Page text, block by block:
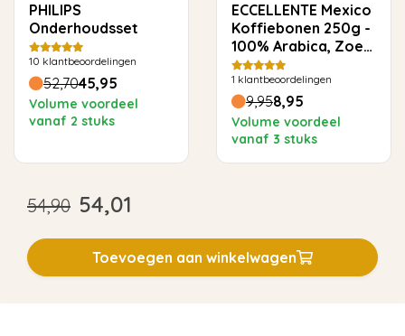
PHILIPS
Onderhoudsset
10 klantbeoordelingen
52,7045,95
Volume voordeel
vanaf 2 stuks
ECCELLENTE Mexico
Koffiebonen 250g -
100% Arabica, Zoet
& Toegankelijk
1 klantbeoordelingen
9,958,95
Volume voordeel
vanaf 3 stuks
54,90 54,01
Toevoegen aan winkelwagen